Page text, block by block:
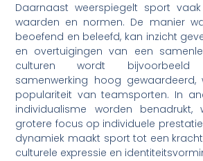
Daarnaast weerspiegelt sport
waarden en normen. De manier
beoefend en beleefd, kan inzicht
en overtuigingen van een
culturen wordt
samenwerking hoog
populariteit van teamsporten. In
individualisme worden
grotere focus op individuele
dynamiek maakt sport tot een
culturele expressie en